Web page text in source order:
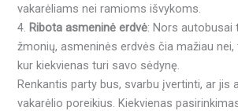
vakarėliams nei ramioms išvykoms.
4. Ribota asmeninė erdvė: Nors autobusai
žmonių, asmeninės erdvės čia mažiau nei,
kur kiekvienas turi savo sėdynę.
Renkantis party bus, svarbu įvertinti, ar jis
vakarėlio poreikius. Kiekvienas